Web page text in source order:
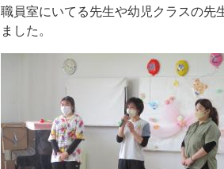
職員室にいてる先生や幼児クラスの先
ました。